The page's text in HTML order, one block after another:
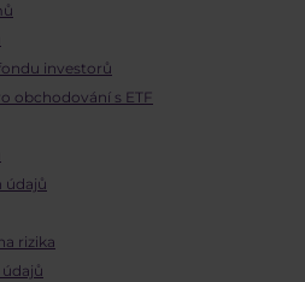
investorů
obchodování s ETF
údajů
rizika